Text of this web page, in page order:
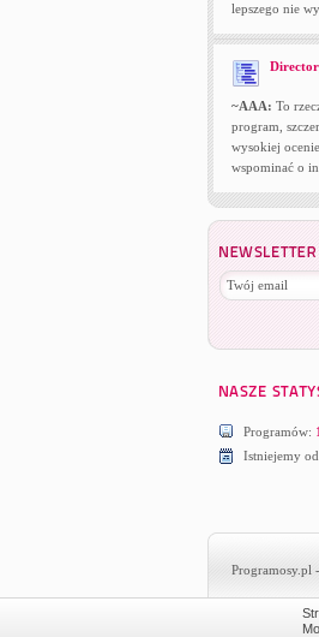
lepszego nie
~AAA: To
program,
wysokiej
wspominać o
Programów:
Istniejemy
Programosy.pl